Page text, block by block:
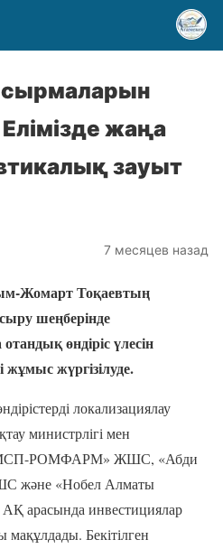
жаңа
зауыт
7 месяцев назад
Жомарт Тоқаевтың
шеңберінде
өндіріс үлесін
жүргізілуде.
локализациялау
министрлігі мен
РОМФАРМ» ЖШС, «Абди
және «Нобел Алматы
арасында инвестициялар
мақұлдады. Бекітілген